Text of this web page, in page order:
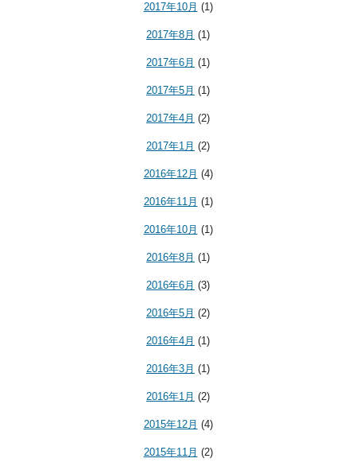
2017年10月 (1)
2017年8月 (1)
2017年6月 (1)
2017年5月 (1)
2017年4月 (2)
2017年1月 (2)
2016年12月 (4)
2016年11月 (1)
2016年10月 (1)
2016年8月 (1)
2016年6月 (3)
2016年5月 (2)
2016年4月 (1)
2016年3月 (1)
2016年1月 (2)
2015年12月 (4)
2015年11月 (2)